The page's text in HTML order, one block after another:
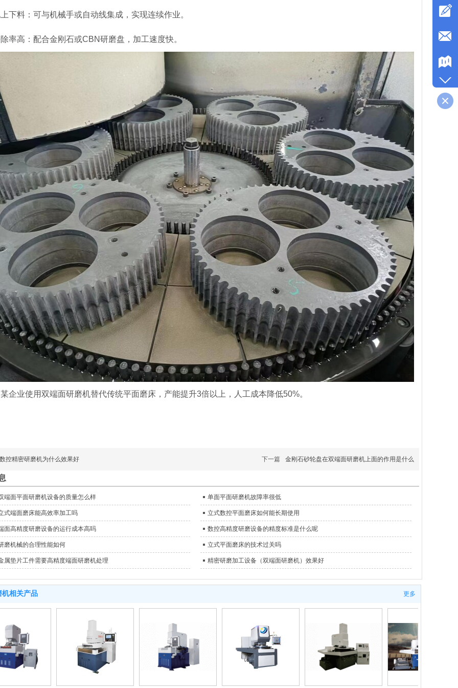
下料：可与机械手或自动线集成，实现连续作业。
率高：配合金刚石或CBN研磨盘，加工速度快。
企业使用双端面研磨机替代传统平面磨床，产能提升3倍以上，人工成本降低50%。
数控精密研磨机为什么效果好 下一篇 金刚石砂轮盘在双端面研磨机上面的作用是什么
端面平面研磨机设备的质量怎么样 单面平面研磨机故障率很低
式端面磨床能高效率加工吗 立式数控平面磨床如何能长期使用
面高精度研磨设备的运行成本高吗 数控高精度研磨设备的精度标准是什么呢
磨机械的合理性能如何 立式平面磨床的技术过关吗
属垫片工件需要高精度端面研磨机处理 精密研磨加工设备（双端面研磨机）效果好
机相关产品 更多